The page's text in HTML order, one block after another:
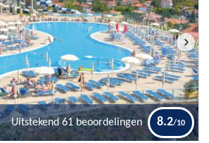
Uitstekend 61 beoordelingen 8.2